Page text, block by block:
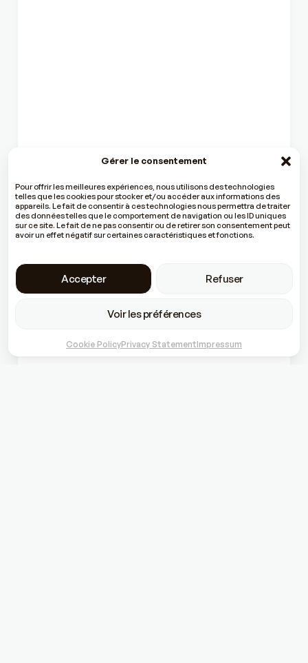
Gérer le consentement
Pour offrir les meilleures expériences, nous utilisons des technologies
telles que les cookies pour stocker et/ou accéder aux informations des
appareils. Le fait de consentir à ces technologies nous permettra de traiter
des données telles que le comportement de navigation ou les ID uniques
sur ce site. Le fait de ne pas consentir ou de retirer son consentement peut
avoir un effet négatif sur certaines caractéristiques et fonctions.
Accepter Refuser
Voir les préférences
Cookie PolicyPrivacy StatementImpressum